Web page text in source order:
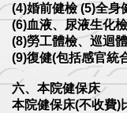
(4)婚前健檢 (5)全身
(6)血液、尿液生化
(8)勞工體檢、巡迴
(9)復健(包括感官統
六、本院健保床
本院健保床(不收費)